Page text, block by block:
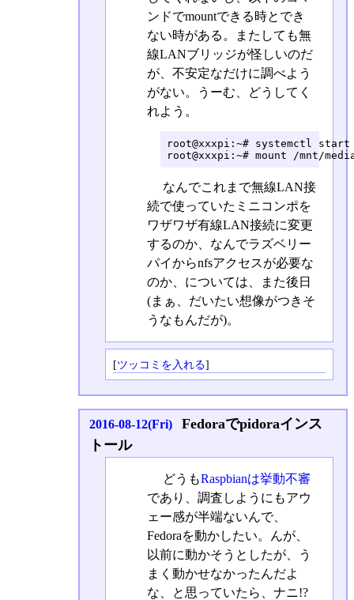
ンドでmountできる時とでき
ない時がある。またしても無
線LANブリッジが怪しいのだ
が、不安定なだけに調べよう
がない。うーむ、どうしてく
れよう。
root@xxxpi:~# systemctl start
root@xxxpi:~# mount /mnt/
なんでこれまで無線LAN接
続で使っていたミニコンポを
ワザワザ有線LAN接続に変更
するのか、なんでラズベリー
パイからnfsアクセスが必要な
のか、については、また後日
(まぁ、だいたい想像がつきそ
うなもんだが)。
[ツッコミを入れる]
2016-08-12(Fri)
Fedoraでpidoraインス
トール
どうもRaspbianは挙動不審
であり、調査しようにもアウ
ェー感が半端ないんで、
Fedoraを動かしたい。んが、
以前に動かそうとしたが、う
まく動かせなかったんだよ
な、と思っていたら、ナニ!?